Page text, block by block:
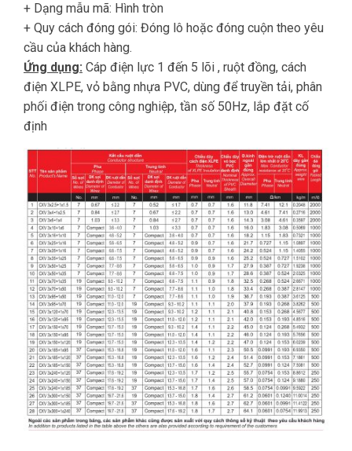
+ Dạng mẫu mã: Hình tròn
+ Quy cách đóng gói: Đóng lô hoặc đóng cuộn theo yêu
cầu của khách hàng.
Ứng dụng: Cáp điện lực 1 đến 5 lõi , ruột đồng, cách
điện XLPE, vỏ bằng nhựa PVC, dùng để truyền tải, phân
phối điện trong công nghiệp, tần số 50Hz, lắp đặt cố
định